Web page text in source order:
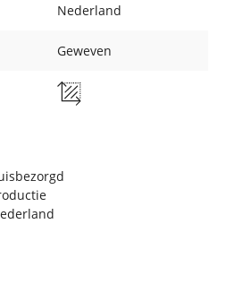
Nederland
Geweven